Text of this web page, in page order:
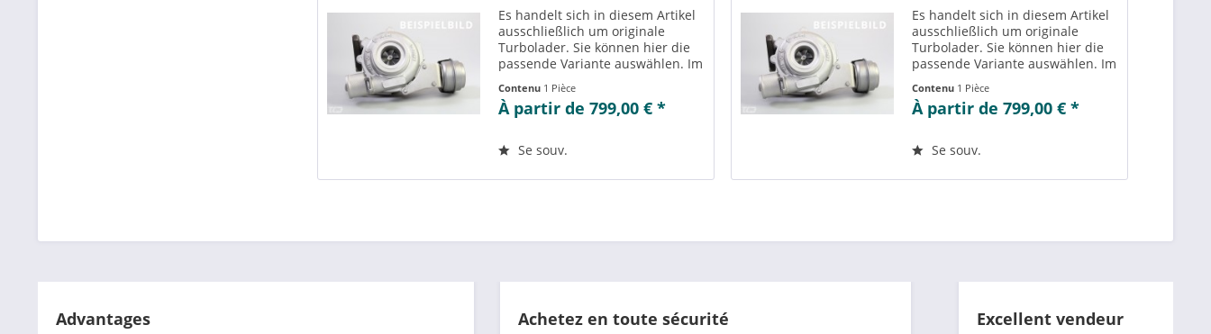
Es handelt sich in diesem Artikel
ausschließlich um originale
Turbolader. Sie können hier die
passende Variante auswählen. Im
Teilenummern“ können Sie die zu
der ausgewählten Variante
einsehen....
Contenu 1 Pièce
À partir de 799,00 € *
Se souv.
Es handelt sich in diesem Artikel
ausschließlich um originale
Turbolader. Sie können hier die
passende Variante auswählen. Im
Teilenummern“ können Sie die zu
der ausgewählten Variante
einsehen....
Contenu 1 Pièce
À partir de 799,00 € *
Se souv.
Advantages Achetez en toute sécurité Excellent vendeur